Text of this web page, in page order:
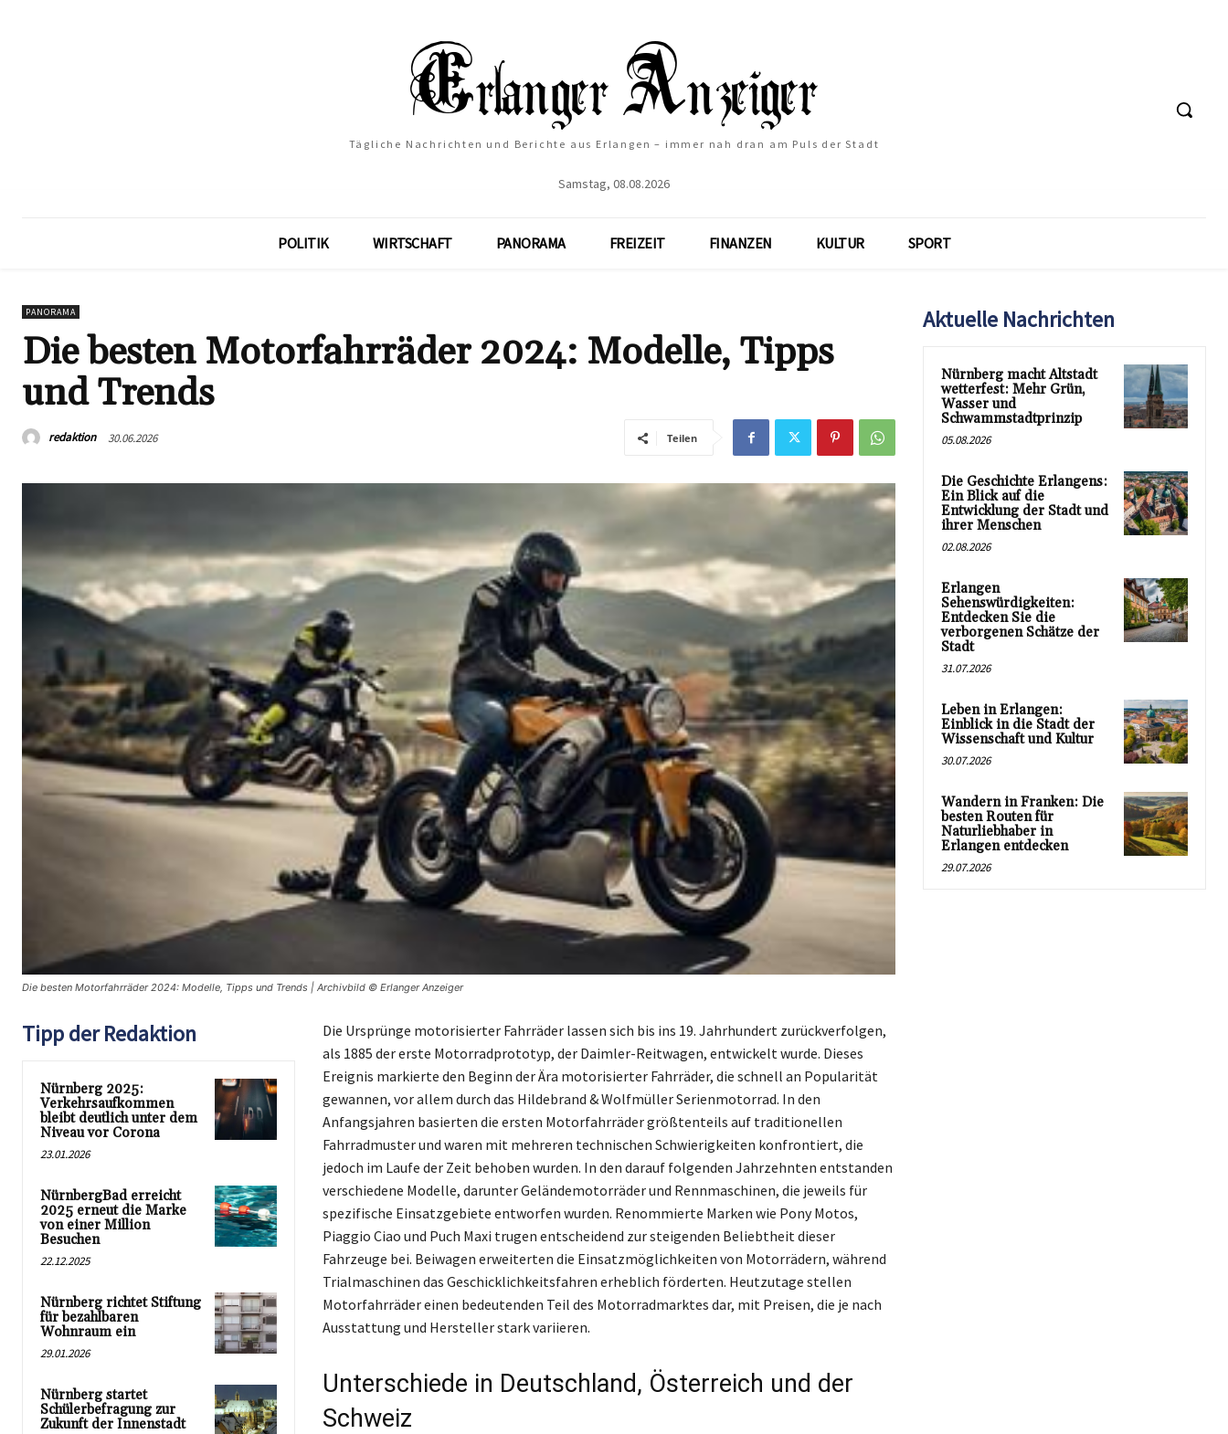
Tägliche Nachrichten und Berichte aus Erlangen – immer nah dran am Puls der Stadt
Samstag, 08.08.2026
POLITIK WIRTSCHAFT PANORAMA FREIZEIT FINANZEN KULTUR SPORT
PANORAMA
Die besten Motorfahrräder 2024: Modelle, Tipps
und Trends
redaktion 30.06.2026 Teilen
Die besten Motorfahrräder 2024: Modelle, Tipps und Trends | Archivbild © Erlanger Anzeiger
Tipp der Redaktion
Nürnberg 2025:
Verkehrsaufkommen
bleibt deutlich unter dem
Niveau vor Corona
23.01.2026
NürnbergBad erreicht
2025 erneut die Marke
von einer Million
Besuchen
22.12.2025
Nürnberg richtet Stiftung
für bezahlbaren
Wohnraum ein
29.01.2026
Nürnberg startet
Schülerbefragung zur
Zukunft der Innenstadt
Die Ursprünge motorisierter Fahrräder lassen sich bis ins 19. Jahrhundert zurückverfolgen,
als 1885 der erste Motorradprototyp, der Daimler-Reitwagen, entwickelt wurde. Dieses
Ereignis markierte den Beginn der Ära motorisierter Fahrräder, die schnell an Popularität
gewannen, vor allem durch das Hildebrand & Wolfmüller Serienmotorrad. In den
Anfangsjahren basierten die ersten Motorfahrräder größtenteils auf traditionellen
Fahrradmuster und waren mit mehreren technischen Schwierigkeiten konfrontiert, die
jedoch im Laufe der Zeit behoben wurden. In den darauf folgenden Jahrzehnten entstanden
verschiedene Modelle, darunter Geländemotorräder und Rennmaschinen, die jeweils für
spezifische Einsatzgebiete entworfen wurden. Renommierte Marken wie Pony Motos,
Piaggio Ciao und Puch Maxi trugen entscheidend zur steigenden Beliebtheit dieser
Fahrzeuge bei. Beiwagen erweiterten die Einsatzmöglichkeiten von Motorrädern, während
Trialmaschinen das Geschicklichkeitsfahren erheblich förderten. Heutzutage stellen
Motorfahrräder einen bedeutenden Teil des Motorradmarktes dar, mit Preisen, die je nach
Ausstattung und Hersteller stark variieren.
Unterschiede in Deutschland, Österreich und der
Schweiz
Aktuelle Nachrichten
Nürnberg macht Altstadt
wetterfest: Mehr Grün,
Wasser und
Schwammstadtprinzip
05.08.2026
Die Geschichte Erlangens:
Ein Blick auf die
Entwicklung der Stadt und
ihrer Menschen
02.08.2026
Erlangen
Sehenswürdigkeiten:
Entdecken Sie die
verborgenen Schätze der
Stadt
31.07.2026
Leben in Erlangen:
Einblick in die Stadt der
Wissenschaft und Kultur
30.07.2026
Wandern in Franken: Die
besten Routen für
Naturliebhaber in
Erlangen entdecken
29.07.2026